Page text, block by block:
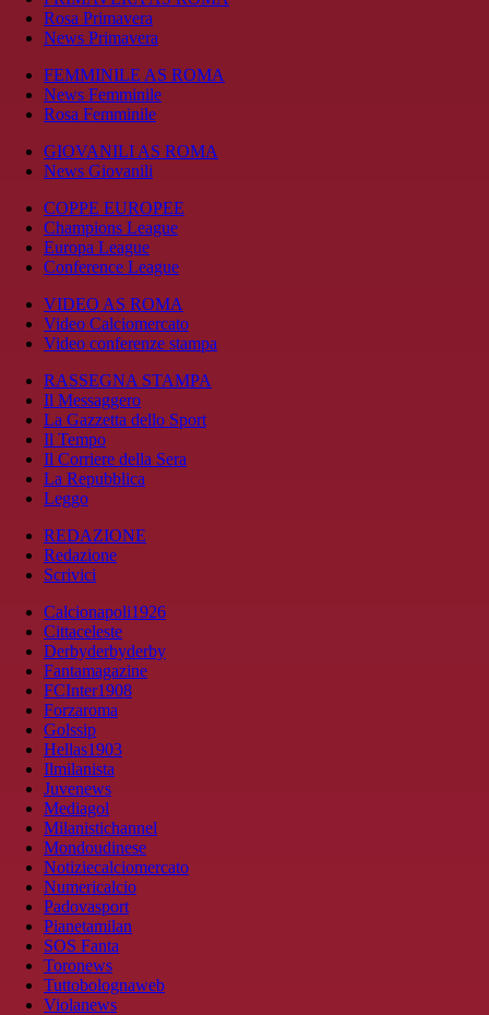
Rosa Primavera
News Primavera
FEMMINILE AS ROMA
News Femminile
Rosa Femminile
GIOVANILI AS ROMA
News Giovanili
COPPE EUROPEE
Champions League
Europa League
Conference League
VIDEO AS ROMA
Video Calciomercato
Video conferenze stampa
RASSEGNA STAMPA
Il Messaggero
La Gazzetta dello Sport
Il Tempo
Il Corriere della Sera
La Repubblica
Leggo
REDAZIONE
Redazione
Scrivici
Calcionapoli1926
Cittaceleste
Derbyderbyderby
Fantamagazine
FCInter1908
Forzaroma
Golssip
Hellas1903
Ilmilanista
Juvenews
Mediagol
Milanistichannel
Mondoudinese
Notiziecalciomercato
Numericalcio
Padovasport
Pianetamilan
SOS Fanta
Toronews
Tuttobolognaweb
Violanews